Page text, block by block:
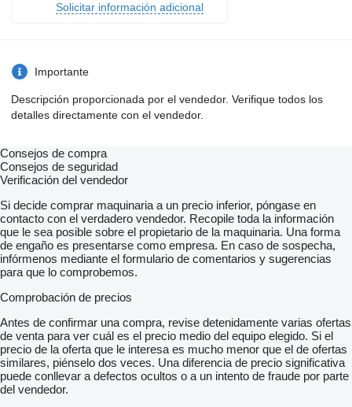
Solicitar información adicional
Importante
Descripción proporcionada por el vendedor. Verifique todos los
detalles directamente con el vendedor.
Consejos de compra
Consejos de seguridad
Verificación del vendedor
Si decide comprar maquinaria a un precio inferior, póngase en
contacto con el verdadero vendedor. Recopile toda la información
que le sea posible sobre el propietario de la maquinaria. Una forma
de engaño es presentarse como empresa. En caso de sospecha,
infórmenos mediante el formulario de comentarios y sugerencias
para que lo comprobemos.
Comprobación de precios
Antes de confirmar una compra, revise detenidamente varias ofertas
de venta para ver cuál es el precio medio del equipo elegido. Si el
precio de la oferta que le interesa es mucho menor que el de ofertas
similares, piénselo dos veces. Una diferencia de precio significativa
puede conllevar a defectos ocultos o a un intento de fraude por parte
del vendedor.